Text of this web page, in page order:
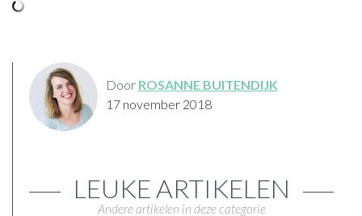
Door ROSANNE BUITENDIJK
17 november 2018
LEUKE ARTIKELEN
Andere artikelen in deze categorie